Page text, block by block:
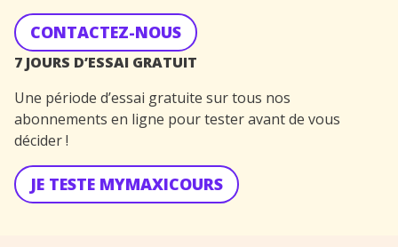
CONTACTEZ-NOUS
7 JOURS D’ESSAI GRATUIT
Une période d’essai gratuite sur tous nos
abonnements en ligne pour tester avant de vous
décider !
JE TESTE MYMAXICOURS